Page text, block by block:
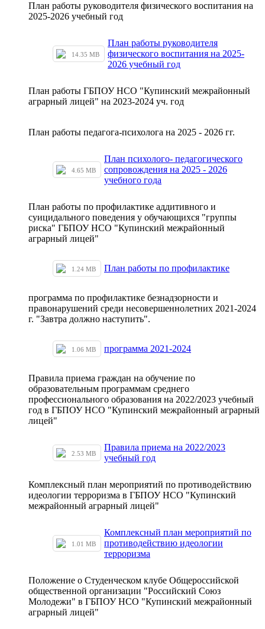
План работы руководителя физического воспитания на
2025-2026 учебный год
14.35 MB
План работы руководителя
физического воспитания на 2025-
2026 учебный год
План работы ГБПОУ НСО "Купинский межрайонный
аграрный лицей" на 2023-2024 уч. год
План работы педагога-психолога на 2025 - 2026 гг.
4.65 MB
План психолого- педагогического
сопровождения на 2025 - 2026
учебного года
План работы по профилактике аддитивного и
суицидального поведения у обучающихся "группы
риска" ГБПОУ НСО "Купинский межрайонный
аграрный лицей"
1.24 MB План работы по профилактике
программа по профилактике безнадзорности и
правонарушений среди несовершеннолетних 2021-2024
г. "Завтра должно наступить".
1.06 MB программа 2021-2024
Правила приема граждан на обучение по
образовательным программам среднего
профессионального образования на 2022/2023 учебный
год в ГБПОУ НСО "Купинский межрайонный аграрный
лицей"
2.53 MB
Правила приема на 2022/2023
учебный год
Комплексный план мероприятий по противодействию
идеологии терроризма в ГБПОУ НСО "Купинский
межрайонный аграрный лицей"
1.01 MB
Комплексный план мероприятий по
противодействию идеологии
терроризма
Положение о Студенческом клубе Общероссийской
общественной организации "Российский Союз
Молодежи" в ГБПОУ НСО "Купинский межрайонный
аграрный лицей"